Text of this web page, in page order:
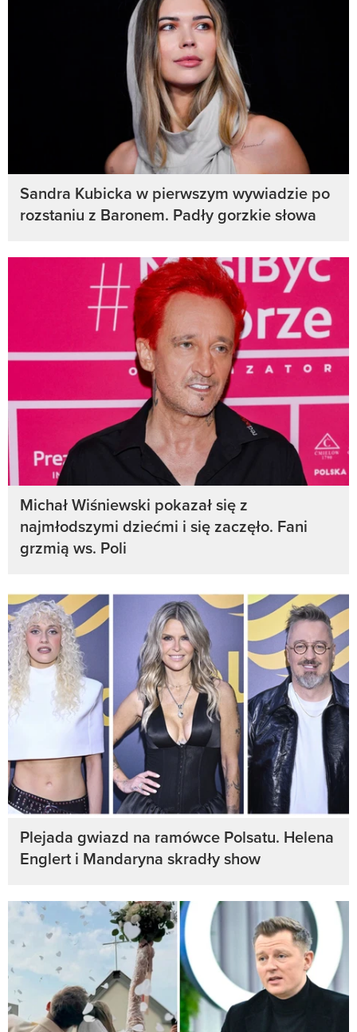
Sandra Kubicka w pierwszym wywiadzie po
rozstaniu z Baronem. Padły gorzkie słowa
Michał Wiśniewski pokazał się z
najmłodszymi dziećmi i się zaczęło. Fani
grzmią ws. Poli
Plejada gwiazd na ramówce Polsatu. Helena
Englert i Mandaryna skradły show